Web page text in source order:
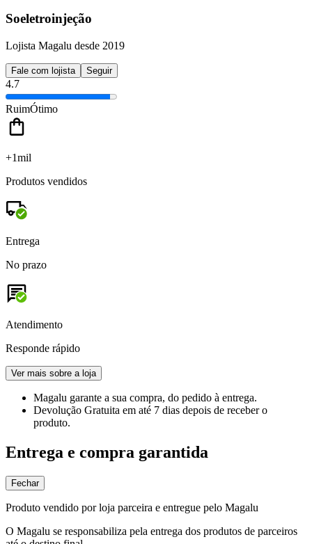
Soeletroinjeção
Lojista Magalu desde 2019
Fale com lojista Seguir
4.7
RuimÓtimo
+1mil
Produtos vendidos
Entrega
No prazo
Atendimento
Responde rápido
Ver mais sobre a loja
Magalu garante a sua compra, do pedido à entrega.
Devolução Gratuita em até 7 dias depois de receber o
produto.
Entrega e compra garantida
Fechar
Produto vendido por loja parceira e entregue pelo Magalu
O Magalu se responsabiliza pela entrega dos produtos de parceiros